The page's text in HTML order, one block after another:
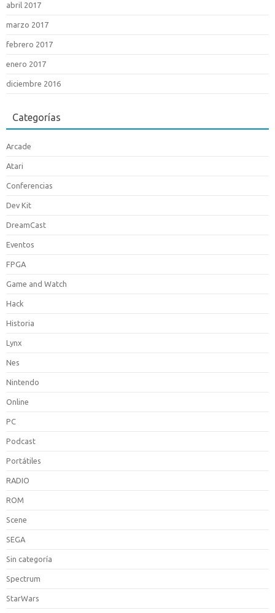
abril 2017
marzo 2017
febrero 2017
enero 2017
diciembre 2016
Categorías
Arcade
Atari
Conferencias
Dev Kit
DreamCast
Eventos
FPGA
Game and Watch
Hack
Historia
Lynx
Nes
Nintendo
Online
PC
Podcast
Portátiles
RADIO
ROM
Scene
SEGA
Sin categoría
Spectrum
StarWars